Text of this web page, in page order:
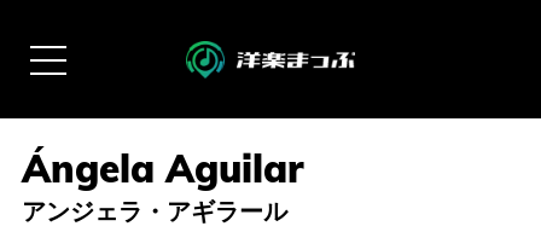
アンジェラ・アギラール